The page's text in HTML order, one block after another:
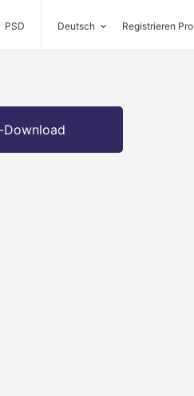
PSD Deutsch Registrieren Pro
Download